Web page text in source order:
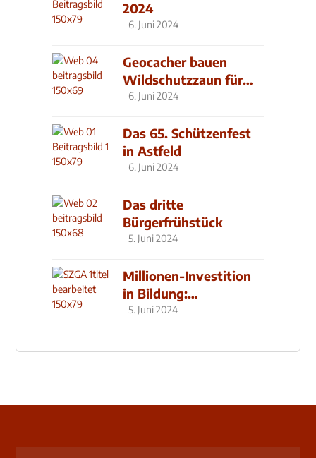
2024
6. Juni 2024
Geocacher bauen
Wildschutzzaun für
den MachMit! Wald
6. Juni 2024
Das 65. Schützenfest
in Astfeld
6. Juni 2024
Das dritte
Bürgerfrühstück
5. Juni 2024
Millionen-Investition
in Bildung:
Schulzentrum-Neubau
5. Juni 2024